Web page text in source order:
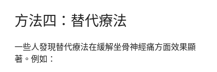
方法四：替代療法
一些人發現替代療法在緩解坐骨神經痛方面效果顯
著。例如：